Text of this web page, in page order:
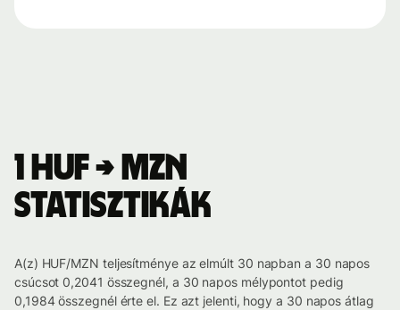
1 HUF → MZN
statisztikák
A(z) HUF/MZN teljesítménye az elmúlt 30 napban a 30 napos
csúcsot 0,2041 összegnél, a 30 napos mélypontot pedig
0,1984 összegnél érte el. Ez azt jelenti, hogy a 30 napos átlag